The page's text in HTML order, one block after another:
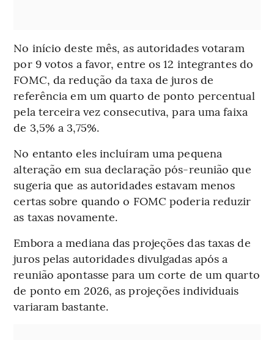
No início deste mês, as autoridades votaram
por 9 votos a favor, entre os 12 integrantes do
FOMC, da redução da taxa de juros de
referência em um quarto de ponto percentual
pela terceira vez consecutiva, para uma faixa
de 3,5% a 3,75%.
No entanto eles incluíram uma pequena
alteração em sua declaração pós-reunião que
sugeria que as autoridades estavam menos
certas sobre quando o FOMC poderia reduzir
as taxas novamente.
Embora a mediana das projeções das taxas de
juros pelas autoridades divulgadas após a
reunião apontasse para um corte de um quarto
de ponto em 2026, as projeções individuais
variaram bastante.